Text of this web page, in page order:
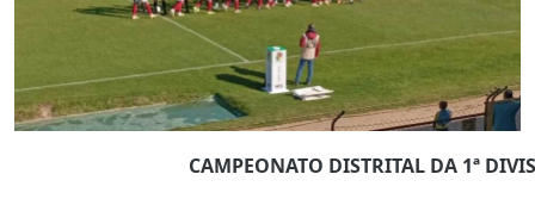
CAMPEONATO DISTRITAL DA 1ª